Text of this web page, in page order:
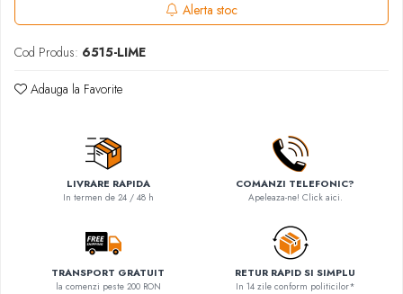
Alerta stoc
Cod Produs: 6515-LIME
Adauga la Favorite
LIVRARE RAPIDA
In termen de 24 / 48 h
COMANZI TELEFONIC?
Apeleaza-ne! Click aici.
TRANSPORT GRATUIT
la comenzi peste 200 RON
RETUR RAPID SI SIMPLU
In 14 zile conform politicilor*